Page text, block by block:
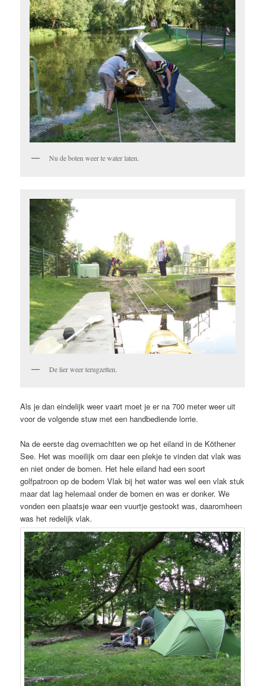
Nu de boten weer te water laten.
De lier weer terugzetten.
Als je dan eindelijk weer vaart moet je er na 700 meter weer uit
voor de volgende stuw met een handbediende lorrie.
Na de eerste dag overnachtten we op het eiland in de Köthener
See. Het was moeilijk om daar een plekje te vinden dat vlak was
en niet onder de bomen. Het hele eiland had een soort
golfpatroon op de bodem Vlak bij het water was wel een vlak stuk
maar dat lag helemaal onder de bomen en was er donker. We
vonden een plaatsje waar een vuurtje gestookt was, daaromheen
was het redelijk vlak.